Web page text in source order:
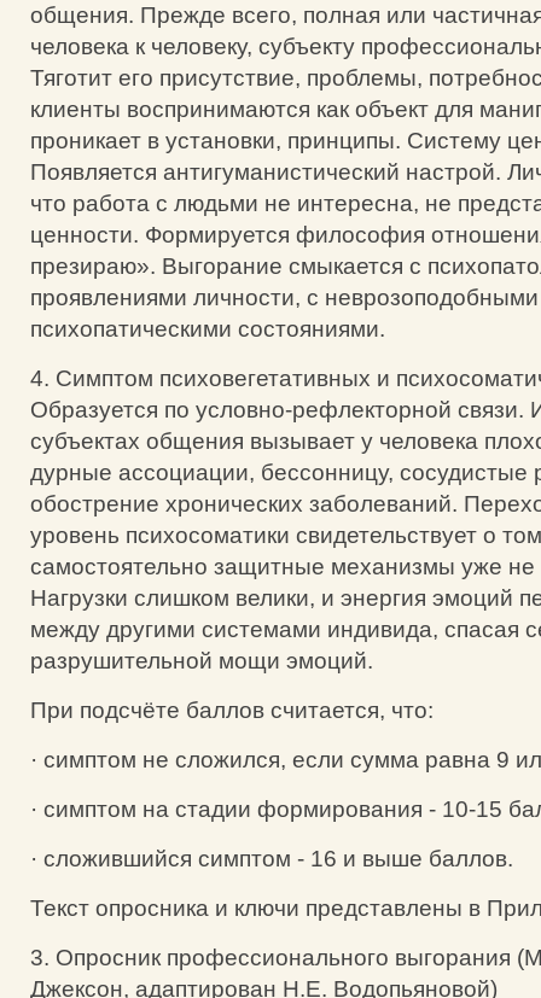
общения. Прежде всего, полная или
человека к человеку, субъекту
Тяготит его присутствие, проблемы,
клиенты воспринимаются как объект для
проникает в установки, принципы. Систему
Появляется антигуманистический настрой.
что работа с людьми не интересна, не
ценности. Формируется философия
презираю». Выгорание смыкается с
проявлениями личности, с
психопатическими состояниями.
4. Симптом психовегетативных и
Образуется по условно-рефлекторной связи.
субъектах общения вызывает у человека
дурные ассоциации, бессонницу, сосудистые
обострение хронических заболеваний.
уровень психосоматики свидетельствует о
самостоятельно защитные механизмы уже не
Нагрузки слишком велики, и энергия эмоций
между другими системами индивида, спасая
разрушительной мощи эмоций.
При подсчёте баллов считается, что:
· симптом не сложился, если сумма равна 9
· симптом на стадии формирования - 10-15
· сложившийся симптом - 16 и выше баллов.
Текст опросника и ключи представлены в
3. Опросник профессионального выгорания
Джексон, адаптирован Н.Е. Водопьяновой)